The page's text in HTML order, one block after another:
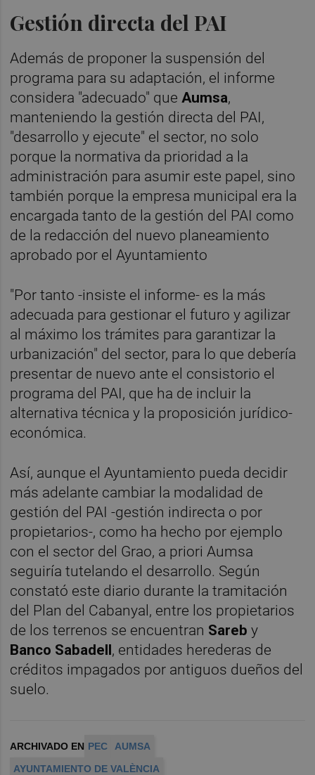
Gestión directa del PAI
Además de proponer la suspensión del
programa para su adaptación, el informe
considera "adecuado" queAumsa,
manteniendo la gestión directa del PAI,
"desarrollo y ejecute" el sector, no solo
porque la normativa da prioridad a la
administración para asumir este papel, sino
también porque la empresa municipal era la
encargada tanto de la gestión del PAI como
de la redacción del nuevo planeamiento
aprobado por el Ayuntamiento
"Por tanto -insiste el informe- es la más
adecuada para gestionar el futuro y agilizar
al máximo los trámites para garantizar la
urbanización" del sector, para lo que debería
presentar de nuevo ante el consistorio el
programa del PAI, que ha de incluir la
alternativa técnica y la proposición jurídico-
económica.
Así, aunque el Ayuntamiento pueda decidir
más adelante cambiar la modalidad de
gestión del PAI -gestión indirecta o por
propietarios-, como ha hecho por ejemplo
con el sector del Grao, a priori Aumsa
seguiría tutelando el desarrollo. Según
constató este diario durante la tramitación
del Plan del Cabanyal, entre los propietarios
de los terrenos se encuentran Sareb y
Banco Sabadell, entidades herederas de
créditos impagados por antiguos dueños del
suelo.
ARCHIVADO EN PEC
AUMSA
AYUNTAMIENTO DE VALÈNCIA